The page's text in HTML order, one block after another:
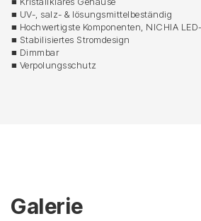
■ UV-, salz- & lösungsmittelbeständig
■ Hochwertigste Komponenten, NICHIA
■ Stabilisiertes Stromdesign
■ Dimmbar
■ Verpolungsschutz
Galerie